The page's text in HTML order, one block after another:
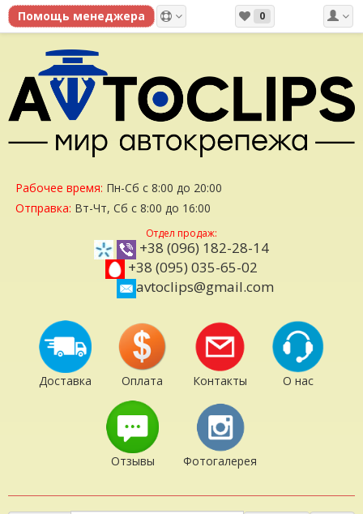
0
Рабочее время: Пн-Сб с 8:00 до 20:00
Отправка: Вт-Чт, Сб с 8:00 до 16:00
Отдел продаж:
+38 (096) 182-28-14
+38 (095) 035-65-02
avtoclips@gmail.com
Доставка Оплата Контакты О нас
Отзывы Фотогалерея